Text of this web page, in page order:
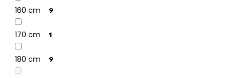
160 cm 9
170 cm 1
180 cm 9